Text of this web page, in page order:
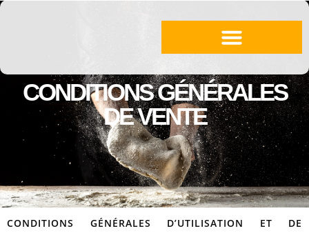
CONDITIONS GÉNÉRALES
DE VENTE
CONDITIONS GÉNÉRALES D’UTILISATION
ET DE